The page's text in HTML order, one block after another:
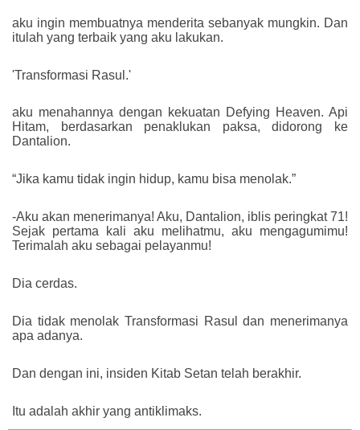
aku ingin membuatnya menderita sebanyak mungkin. Dan
itulah yang terbaik yang aku lakukan.
'Transformasi Rasul.'
aku menahannya dengan kekuatan Defying Heaven. Api
Hitam, berdasarkan penaklukan paksa, didorong ke
Dantalion.
“Jika kamu tidak ingin hidup, kamu bisa menolak.”
-Aku akan menerimanya! Aku, Dantalion, iblis peringkat 71!
Sejak pertama kali aku melihatmu, aku mengagumimu!
Terimalah aku sebagai pelayanmu!
Dia cerdas.
Dia tidak menolak Transformasi Rasul dan menerimanya
apa adanya.
Dan dengan ini, insiden Kitab Setan telah berakhir.
Itu adalah akhir yang antiklimaks.